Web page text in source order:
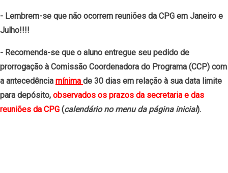
- Lembrem-se que não ocorrem reuniões da CPG em Janeiro e
Julho!!!!
- Recomenda-se que o aluno entregue seu pedido de
prorrogação à Comissão Coordenadora do Programa (CCP) com
a antecedência mínima de 30 dias em relação à sua data limite
para depósito, observados os prazos da secretaria e das
reuniões da CPG (calendário no menu da página inicial).